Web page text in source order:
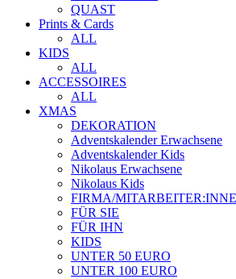
QUAST
Prints & Cards
ALL
KIDS
ALL
ACCESSOIRES
ALL
XMAS
DEKORATION
Adventskalender Erwachsene
Adventskalender Kids
Nikolaus Erwachsene
Nikolaus Kids
FIRMA/
FÜR SIE
FÜR IHN
KIDS
UNTER 50 EURO
UNTER 100 EURO